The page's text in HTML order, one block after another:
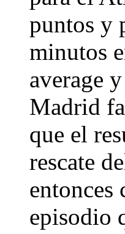
puntos y
minutos
average
Madrid
que el
rescate
entonces
episodio